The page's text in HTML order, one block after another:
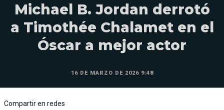
Michael B. Jordan derrotó
a Timothée Chalamet en el
Óscar a mejor actor
16 DE MARZO DE 2026 9:48
Compartir en redes